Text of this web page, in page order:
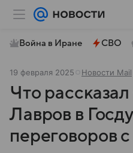
Война в Иране СВО
19 февраля 2025 Новости Mail
Что
Лавров в
переговоров